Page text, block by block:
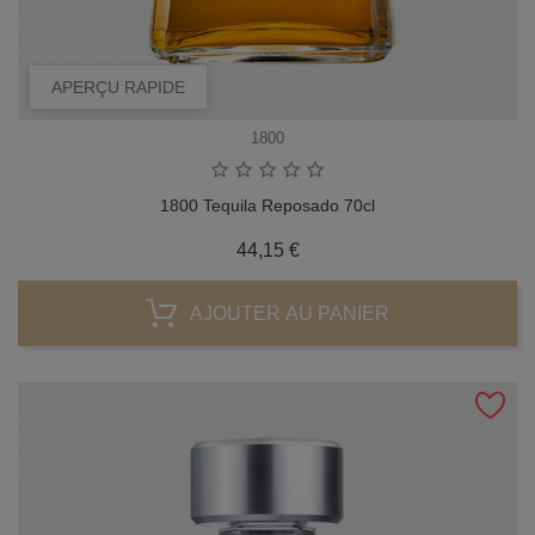
APERÇU RAPIDE
1800
1800 Tequila Reposado 70cl
44,15 €Prix
AJOUTER AU PANIER